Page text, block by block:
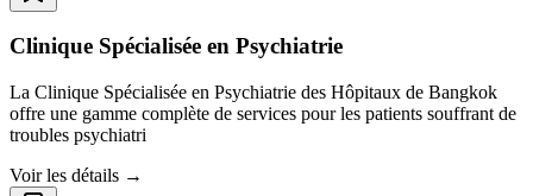
Clinique Spécialisée en Psychiatrie
La Clinique Spécialisée en Psychiatrie des Hôpitaux de Bangkok
offre une gamme complète de services pour les patients souffrant de
troubles psychiatri
Voir les détails →